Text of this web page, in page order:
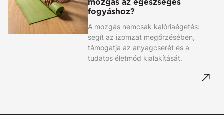
mozgás az egészséges
fogyáshoz?
A mozgás nemcsak kalóriaégetés:
segít az izomzat megőrzésében,
támogatja az anyagcserét és a
tudatos életmód kialakítását.